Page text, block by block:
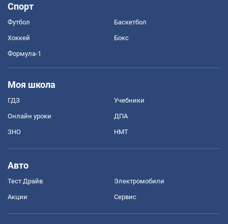
Спорт
Футбол Баскетбол
Хоккей Бокс
Формула-1
Моя школа
ГДЗ Учебники
Онлайн уроки ДПА
ЗНО НМТ
Авто
Тест Драйв Электромобили
Акции Сервис